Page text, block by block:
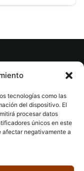
tecnologías como las
del dispositivo. El
procesar datos
únicos en este
afectar negativamente a
derechos